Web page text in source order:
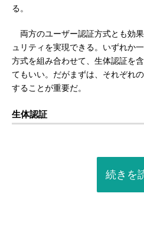
る。
両方のユーザー認証方式とも効
ュリティを実現できる。いずれか
方式を組み合わせて、生体認証を
てもいい。だがまずは、それぞれ
することが重要だ。
生体認証
続きを